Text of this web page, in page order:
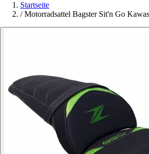
Startseite
/ Motorradsattel Bagster Sit'n Go